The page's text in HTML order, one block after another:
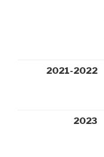
2021-2022
2023